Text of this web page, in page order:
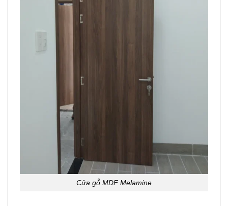
Cửa gỗ MDF Melamine